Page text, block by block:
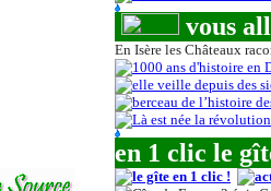
vous
En Isère les Châteaux
en 1 clic le